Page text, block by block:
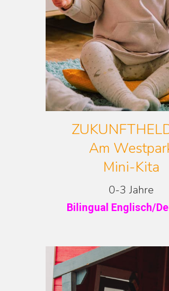
Am
Mini-Kita
0-3 Jahre
Bilingual Englisch/